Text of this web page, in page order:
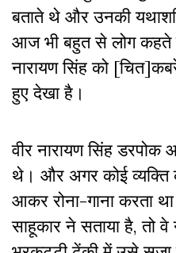
बताते थे और उनकी
आज भी बहुत से लोग कहते
नारायण सिंह को
हुए देखा है।
वीर नारायण सिंह
थे। और अगर कोई व्यक्ति
आकर रोना-गाना करता
साहूकार ने सताया है, तो वे